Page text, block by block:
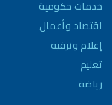
خدمات حكومية
اقتصاد وأعمال
إعلام وترفيه
تعليم
رياضة